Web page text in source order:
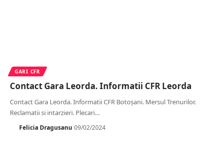
GARI CFR
Contact Gara Leorda. Informatii CFR Leorda
Contact Gara Leorda. Informatii CFR Botoșani. Mersul Trenurilor.
Reclamatii si intarzieri. Plecari…
Felicia Dragusanu 09/02/2024